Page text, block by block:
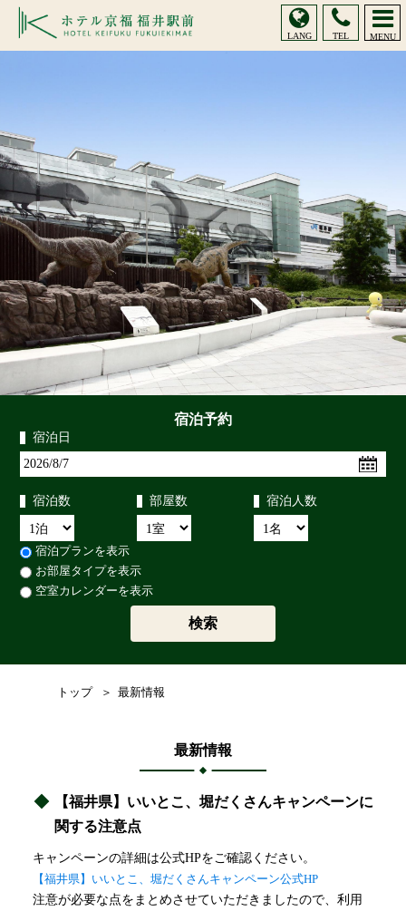
LANG TEL MENU
宿泊予約
宿泊日
宿泊数 部屋数 宿泊人数
宿泊プランを表示
お部屋タイプを表示
空室カレンダーを表示
トップ 最新情報
最新情報
【福井県】いいとこ、堀だくさんキャンペーンに
関する注意点
キャンペーンの詳細は公式HPをご確認ください。
【福井県】いいとこ、堀だくさんキャンペーン公式HP
注意が必要な点をまとめさせていただきましたので、利用